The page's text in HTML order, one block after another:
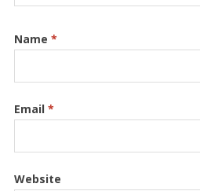
Name *
Email *
Website